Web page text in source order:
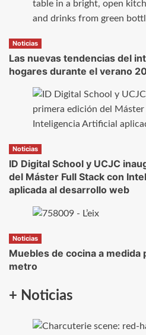
Noticias
Las nuevas tendencias del
hogares durante el verano
Noticias
ID Digital School y UCJC
del Máster Full Stack con
aplicada al desarrollo web
Noticias
Muebles de cocina a medida
metro
+ Noticias